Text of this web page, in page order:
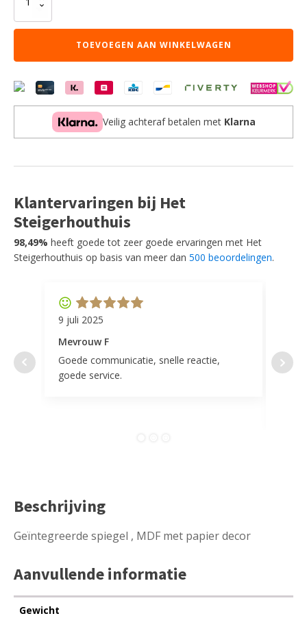
'Roza'
80x60
Oude
(1c)
TOEVOEGEN AAN WINKELWAGEN
Veilig achteraf betalen met Klarna
Klantervaringen bij Het
Steigerhouthuis
98,49% heeft goede tot zeer goede ervaringen met Het
Steigerhouthuis op basis van meer dan 500 beoordelingen.
9 juli 2025
Mevrouw F
Goede communicatie, snelle reactie,
goede service.
door
Beschrijving
Geïntegreerde spiegel , MDF met papier decor
Aanvullende informatie
Gewicht